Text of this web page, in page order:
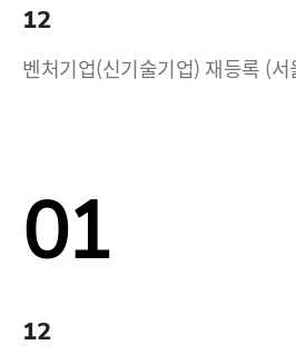
12
벤처기업(신기술기업) 재등록 (
01
12